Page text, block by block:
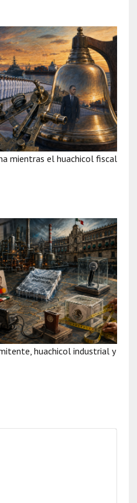
mientras el huachicol fiscal
huachicol industrial y